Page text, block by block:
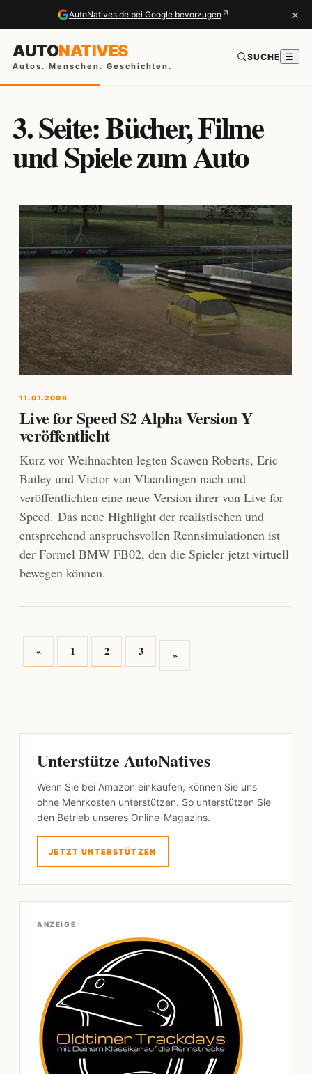
AutoNatives.de bei Google bevorzugen ↗ ×
AUTONATIVES
Autos. Menschen. Geschichten.
SUCHE ☰
3. Seite: Bücher, Filme
und Spiele zum Auto
11.01.2008
Live for Speed S2 Alpha Version Y
veröffentlicht
Kurz vor Weihnachten legten Scawen Roberts, Eric
Bailey und Victor van Vlaardingen nach und
veröffentlichten eine neue Version ihrer von Live for
Speed. Das neue Highlight der realistischen und
entsprechend anspruchsvollen Rennsimulationen ist
der Formel BMW FB02, den die Spieler jetzt virtuell
bewegen können.
« 1 2 3 »
Unterstütze AutoNatives
Wenn Sie bei Amazon einkaufen, können Sie uns
ohne Mehrkosten unterstützen. So unterstützen Sie
den Betrieb unseres Online-Magazins.
JETZT UNTERSTÜTZEN
ANZEIGE